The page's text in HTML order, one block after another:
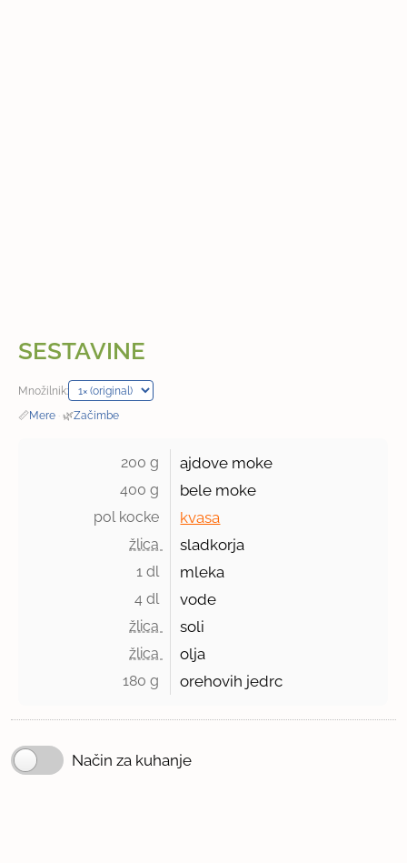
SESTAVINE
Množilnik:
📏Mere · 🌿Začimbe
200 g ajdove moke
400 g bele moke
pol kocke kvasa
žlica sladkorja
1 dl mleka
4 dl vode
žlica soli
žlica olja
180 g orehovih jedrc
Način za kuhanje